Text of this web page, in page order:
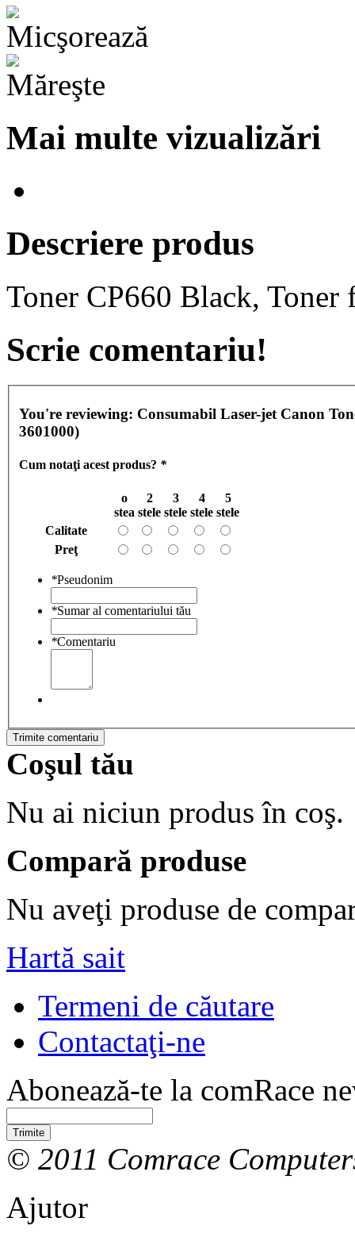
Mai multe vizualizări
Descriere produs
Toner CP660 Black,
Scrie comentariu!
You're reviewing: Consumabil Laser-jet Canon
3601000)
Cum notaţi acest produs? *
o
stea
2
stele
3
stele
4
stele
5
stele
Calitate
Preţ
*Pseudonim
*Sumar al comentariului tău
*Comentariu
Trimite comentariu
Coşul tău
Nu ai niciun produs în coş.
Compară produse
Nu aveţi produse de
Hartă sait
Termeni de căutare
Contactaţi-ne
Abonează-te la comRace
Trimite
© 2011 Comrace
Ajutor